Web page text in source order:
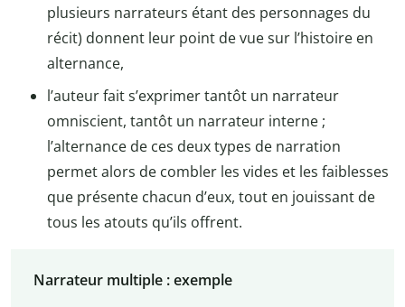
plusieurs narrateurs étant des personnages du
récit) donnent leur point de vue sur l’histoire en
alternance,
l’auteur fait s’exprimer tantôt un narrateur
omniscient, tantôt un narrateur interne ;
l’alternance de ces deux types de narration
permet alors de combler les vides et les faiblesses
que présente chacun d’eux, tout en jouissant de
tous les atouts qu’ils offrent.
Narrateur multiple : exemple